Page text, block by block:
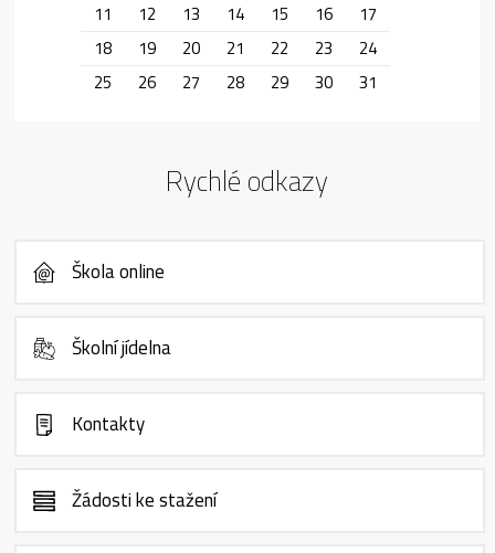
11
12 13 14 15 16
17
18
19 20 21 22 23
24
25
26 27 28 29 30 31
Rychlé odkazy
Škola online
Školní jídelna
Kontakty
Žádosti ke stažení